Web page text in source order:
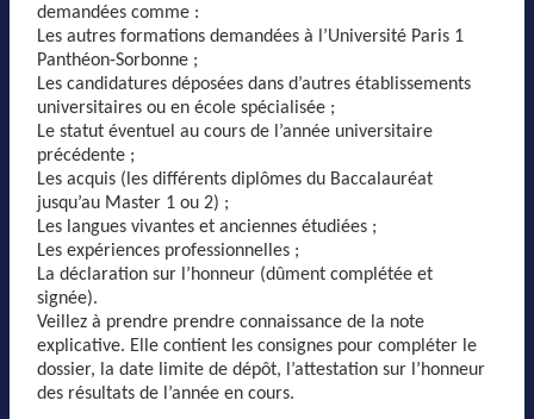
demandées comme :
Les autres formations demandées à l’Université Paris 1
Panthéon-Sorbonne ;
Les candidatures déposées dans d’autres établissements
universitaires ou en école spécialisée ;
Le statut éventuel au cours de l’année universitaire
précédente ;
Les acquis (les différents diplômes du Baccalauréat
jusqu’au Master 1 ou 2) ;
Les langues vivantes et anciennes étudiées ;
Les expériences professionnelles ;
La déclaration sur l’honneur (dûment complétée et
signée).
Veillez à prendre prendre connaissance de la note
explicative. Elle contient les consignes pour compléter le
dossier, la date limite de dépôt, l’attestation sur l’honneur
des résultats de l’année en cours.